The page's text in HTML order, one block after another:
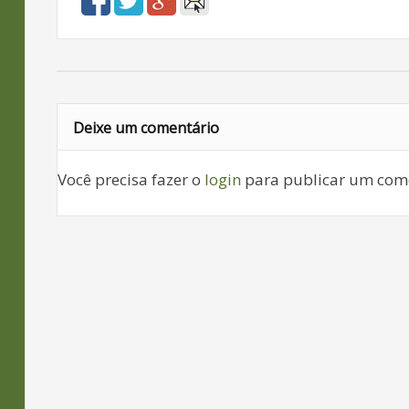
Deixe um comentário
Você precisa fazer o login para publicar um